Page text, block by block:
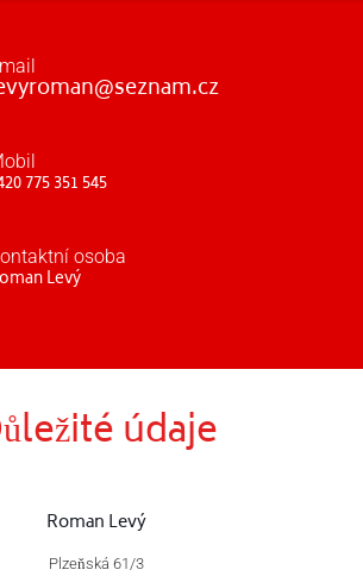
775 351 545
osoba
Levý
údaje
Roman Levý
Plzeňská 61/3